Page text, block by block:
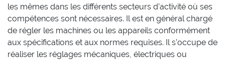
les mêmes dans les différents secteurs d’activité où ses
compétences sont nécessaires. Il est en général chargé
de régler les machines ou les appareils conformément
aux spécifications et aux normes requises. Il s’occupe de
réaliser les réglages mécaniques, électriques ou